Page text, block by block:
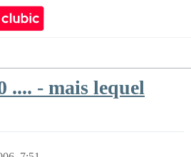
.... - mais lequel